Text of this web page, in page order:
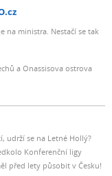
na ministra. Nestačí se tak
a Onassisova ostrova
udrží se na Letné Hollý?
Konferenční ligy
před lety působit v Česku!